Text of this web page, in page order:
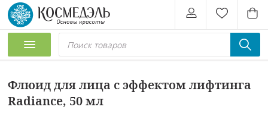
Флюид для лица с эффектом лифтинга
Radiance, 50 мл